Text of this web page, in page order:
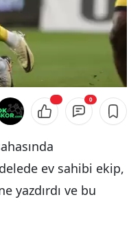
0
ev sahibi ekip,
yazdırdı ve bu